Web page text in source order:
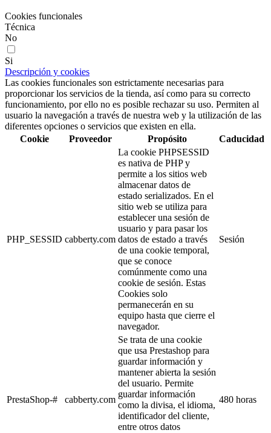
Cookies funcionales
Técnica
No
Si
Descripción y cookies
Las cookies funcionales son estrictamente necesarias para
proporcionar los servicios de la tienda, así como para su correcto
funcionamiento, por ello no es posible rechazar su uso. Permiten al
usuario la navegación a través de nuestra web y la utilización de las
diferentes opciones o servicios que existen en ella.
Cookie
Proveedor Propósito Caducidad
PHP_SESSID cabberty.com
La cookie PHPSESSID
es nativa de PHP y
permite a los sitios web
almacenar datos de
estado serializados. En el
sitio web se utiliza para
establecer una sesión de
usuario y para pasar los
datos de estado a través
de una cookie temporal,
que se conoce
comúnmente como una
cookie de sesión. Estas
Cookies solo
permanecerán en su
equipo hasta que cierre el
navegador.
Sesión
PrestaShop-# cabberty.com
Se trata de una cookie
que usa Prestashop para
guardar información y
mantener abierta la sesión
del usuario. Permite
guardar información
como la divisa, el idioma,
identificador del cliente,
entre otros datos
480 horas